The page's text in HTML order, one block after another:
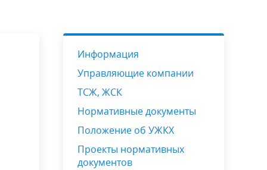
Молод. Правительство
Социальная сфера
Градостроительство
Правила благоустройства
Информация
Управляющие компании
ТСЖ, ЖСК
Нормативные документы
Положение об УЖКХ
Проекты нормативных
документов